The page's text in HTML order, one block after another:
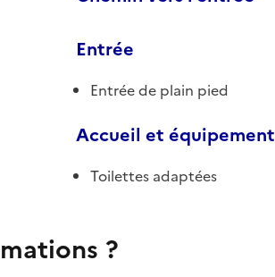
Entrée
Entrée de plain pied
Accueil et équipement
Toilettes adaptées
?